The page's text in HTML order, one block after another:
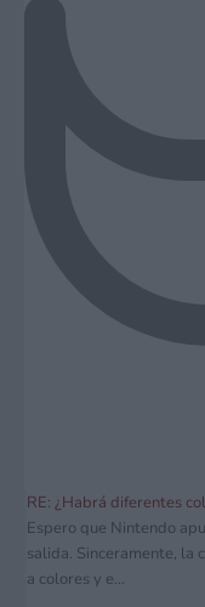
RE: ¿Habrá diferentes
Espero que Nintendo
salida. Sinceramente, la
a colores y e...